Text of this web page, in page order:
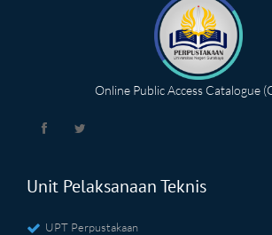
Online Public Access Catalogue
Unit Pelaksanaan Teknis
UPT Perpustakaan